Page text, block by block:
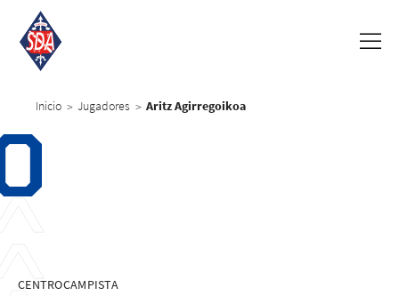
Inicio > Jugadores > Aritz Agirregoikoa
CENTROCAMPISTA